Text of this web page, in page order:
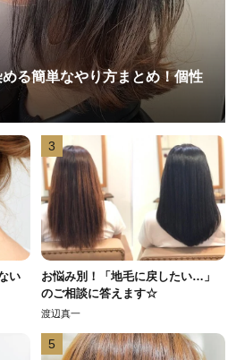
る簡単なやり方まとめ！個性
い
3
お悩み別！「地毛に戻したい…」
のご相談に答えます☆
渡辺真一
5